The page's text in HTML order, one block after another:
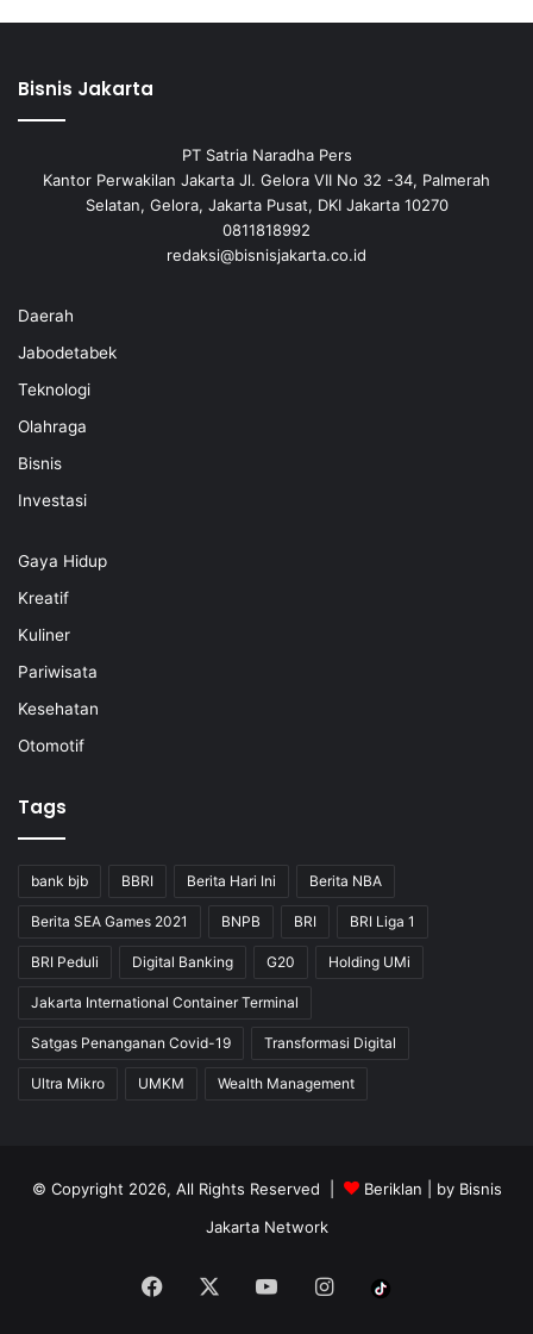
Bisnis Jakarta
PT Satria Naradha Pers
Kantor Perwakilan Jakarta Jl. Gelora VII No 32 -34, Palmerah
Selatan, Gelora, Jakarta Pusat, DKI Jakarta 10270
0811818992
redaksi@bisnisjakarta.co.id
Daerah
Jabodetabek
Teknologi
Olahraga
Bisnis
Investasi
Gaya Hidup
Kreatif
Kuliner
Pariwisata
Kesehatan
Otomotif
Tags
bank bjb BBRI Berita Hari Ini Berita NBA
Berita SEA Games 2021 BNPB BRI BRI Liga 1
BRI Peduli Digital Banking G20 Holding UMi
Jakarta International Container Terminal
Satgas Penanganan Covid-19 Transformasi Digital
Ultra Mikro UMKM Wealth Management
© Copyright 2026, All Rights Reserved | Beriklan | by Bisnis
Jakarta Network
Facebook YouTubeInstagram